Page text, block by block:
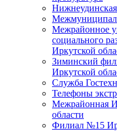
Нижнеудинская
Межрайонное
социального
Иркутской
Зиминский
Иркутской
Служба
Телефоны
Межрайонная
области
Филиал №15